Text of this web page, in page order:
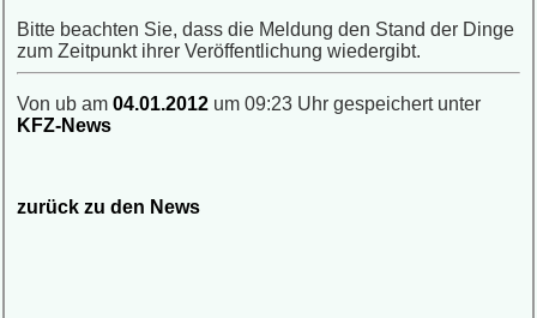
Bitte beachten Sie, dass die Meldung den Stand der Dinge
zum Zeitpunkt ihrer Veröffentlichung wiedergibt.
Von ub am 04.01.2012 um 09:23 Uhr gespeichert unter
KFZ-News
zurück zu den News